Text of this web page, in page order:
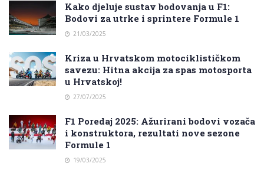
Kako djeluje sustav bodovanja u F1:
Bodovi za utrke i sprintere Formule 1
21/03/2025
Kriza u Hrvatskom motociklističkom
savezu: Hitna akcija za spas motosporta
u Hrvatskoj!
27/07/2025
F1 Poredaj 2025: Ažurirani bodovi vozača
i konstruktora, rezultati nove sezone
Formule 1
19/03/2025